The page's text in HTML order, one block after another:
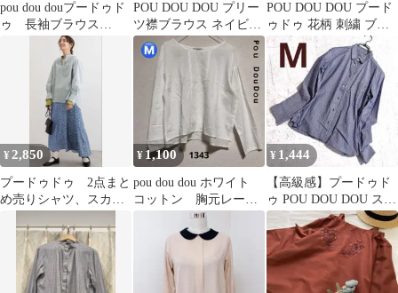
pou dou douプードゥド
ゥ 長袖ブラウス
（M）花柄 光沢 薄
POU DOU DOU プリー
ツ襟ブラウス ネイビー
M コットン100% 長袖
POU DOU DOU プード
ゥドゥ 花柄 刺繍 ブラ
ウス ネイビー コットン
¥2,850
プードゥドゥ 2点まと
め売りシャツ、スカー
¥ 1,100
pou dou dou ホワイト
コットン 胸元レー
ス M 長袖ブラウス
¥ 1,444
【高級感】プードゥド
ゥ POU DOU DOU スト
ライプ シャツ 墨ブルー
M